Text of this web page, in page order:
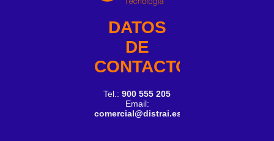
DATOS
DE
CONTACTO
Tel.: 900 555 205
Email:
comercial@distrai.es